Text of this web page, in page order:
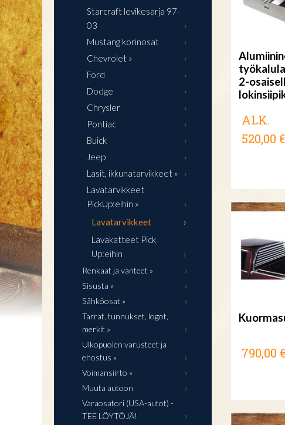
Starcraft levikesarja 97-
03
Mustang korinosat
Chevrolet »
Ford
Dodge
Chrysler
Pontiac
Buick
Jeep
Lasit, ikkunatarvikkeet »
Lavatarvikkeet
PickUp:eihin »
Lavatarvikkeet
Lavakatteet Pick
Up:eihin
Renkaat ja vanteet »
Sisusta »
Sähköosat »
Tarrat, tunnukset, logot,
merkit »
Ulkopuolen varusteet ja
ehostus »
Voimansiirto »
Muuta autoon
Varaosatori (USA-autot) -
TEE LÖYTÖJÄ!
2-
ALK.
520,00 €
790,00 €